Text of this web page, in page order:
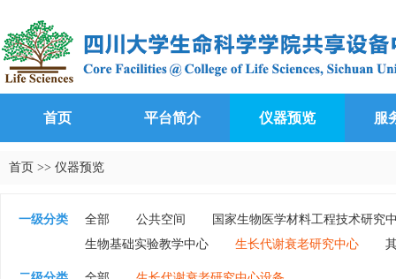
首页 平台简介 仪器预览 服
首页 >> 仪器预览
一级分类 全部 公共空间
国家生物医学材料工程技术研究
生物基础实验教学中心
生长代谢衰老研究中心